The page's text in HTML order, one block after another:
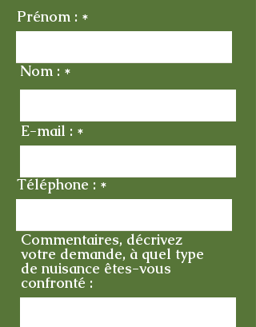
Prénom :
Nom :
E-mail :
Téléphone :
Commentaires, décrivez
votre demande, à quel type
de nuisance êtes-vous
confronté :